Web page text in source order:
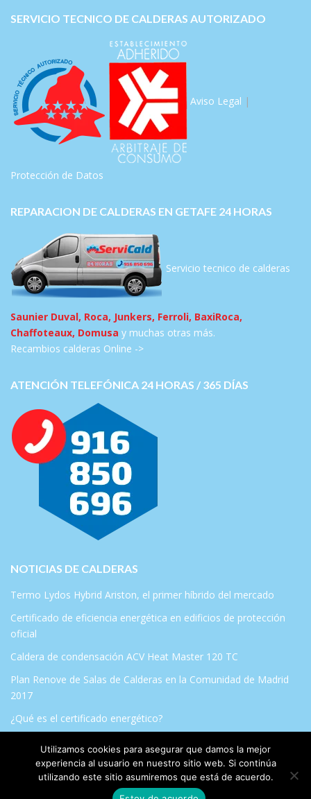
Utilizamos cookies para asegurar que damos la mejor
experiencia al usuario en nuestro sitio web. Si continúa
utilizando este sitio asumiremos que está de acuerdo.
SERVICIO TECNICO DE CALDERAS AUTORIZADO
Aviso Legal |
Protección de Datos
REPARACION DE CALDERAS EN GETAFE 24 HORAS
Servicio tecnico de calderas
Saunier Duval, Roca, Junkers, Ferroli, BaxiRoca,
Chaffoteaux, Domusa y muchas otras más.
Recambios calderas Online ->
ATENCIÓN TELEFÓNICA 24 HORAS / 365 DÍAS
NOTICIAS DE CALDERAS
Termo Lydos Hybrid Ariston, el primer híbrido del mercado
Certificado de eficiencia energética en edificios de protección
oficial
Caldera de condensación ACV Heat Master 120 TC
Plan Renove de Salas de Calderas en la Comunidad de Madrid
2017
¿Qué es el certificado energético?
© 2014 | REPARACION DE CALDERAS EN GETAFE